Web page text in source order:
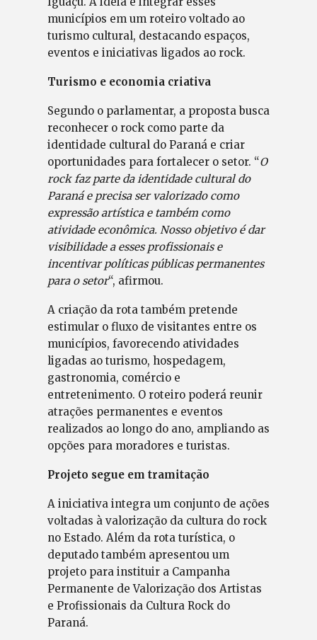
municípios em um roteiro voltado ao
turismo cultural, destacando espaços,
eventos e iniciativas ligados ao rock.
Turismo e economia criativa
Segundo o parlamentar, a proposta busca
reconhecer o rock como parte da
identidade cultural do Paraná e criar
oportunidades para fortalecer o setor. “O
rock faz parte da identidade cultural do
Paraná e precisa ser valorizado como
expressão artística e também como
atividade econômica. Nosso objetivo é dar
visibilidade a esses profissionais e
incentivar políticas públicas permanentes
para o setor“, afirmou.
A criação da rota também pretende
estimular o fluxo de visitantes entre os
municípios, favorecendo atividades
ligadas ao turismo, hospedagem,
gastronomia, comércio e
entretenimento. O roteiro poderá reunir
atrações permanentes e eventos
realizados ao longo do ano, ampliando as
opções para moradores e turistas.
Projeto segue em tramitação
A iniciativa integra um conjunto de ações
voltadas à valorização da cultura do rock
no Estado. Além da rota turística, o
deputado também apresentou um
projeto para instituir a Campanha
Permanente de Valorização dos Artistas
e Profissionais da Cultura Rock do
Paraná.